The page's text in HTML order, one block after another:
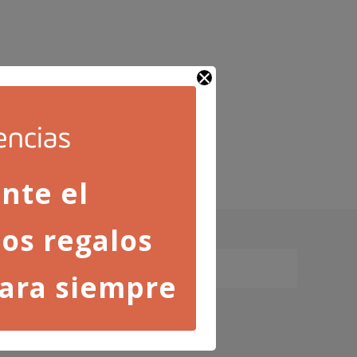
de privacidad
el
regalos
siempre